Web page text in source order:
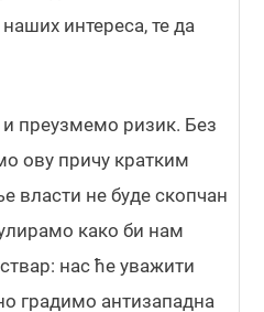
интереса, те да
преузмемо ризик. Без
ову причу кратким
власти не буде скопчан
како би нам
нас ће уважити
градимо антизападна